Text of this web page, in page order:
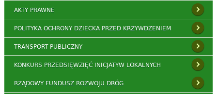
AKTY PRAWNE
POLITYKA OCHRONY DZIECKA PRZED KRZYWDZENIEM
TRANSPORT PUBLICZNY
KONKURS PRZEDSIĘWZIĘĆ INICJATYW LOKALNYCH
RZĄDOWY FUNDUSZ ROZWOJU DRÓG